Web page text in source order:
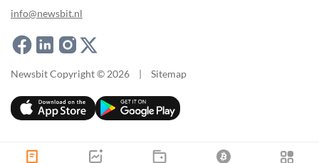
info@newsbit.nl
Newsbit Copyright © 2026 | Sitemap